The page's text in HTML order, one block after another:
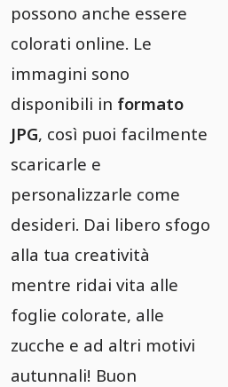
possono anche essere
colorati online. Le
immagini sono
disponibili in formato
JPG, così puoi facilmente
scaricarle e
personalizzarle come
desideri. Dai libero sfogo
alla tua creatività
mentre ridai vita alle
foglie colorate, alle
zucche e ad altri motivi
autunnali! Buon